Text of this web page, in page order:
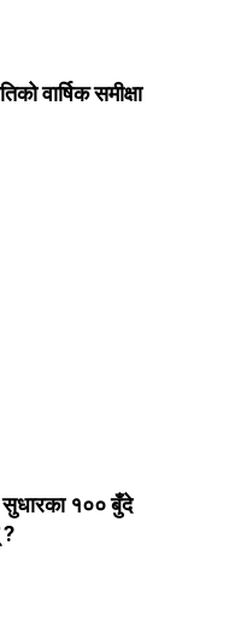
वार्षिक समीक्षा
१०० बुँदे